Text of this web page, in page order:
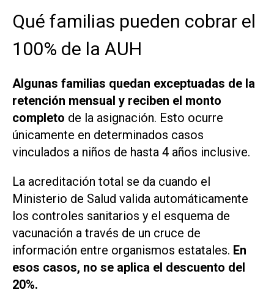
Qué familias pueden cobrar el
100% de la AUH
Algunas familias quedan exceptuadas de la
retención mensual y reciben el monto
completo de la asignación. Esto ocurre
únicamente en determinados casos
vinculados a niños de hasta 4 años inclusive.
La acreditación total se da cuando el
Ministerio de Salud valida automáticamente
los controles sanitarios y el esquema de
vacunación a través de un cruce de
información entre organismos estatales. En
esos casos, no se aplica el descuento del
20%.